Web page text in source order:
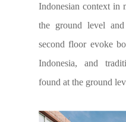
Indonesian context in
the ground level
second floor evoke
Indonesia, and
found at the ground